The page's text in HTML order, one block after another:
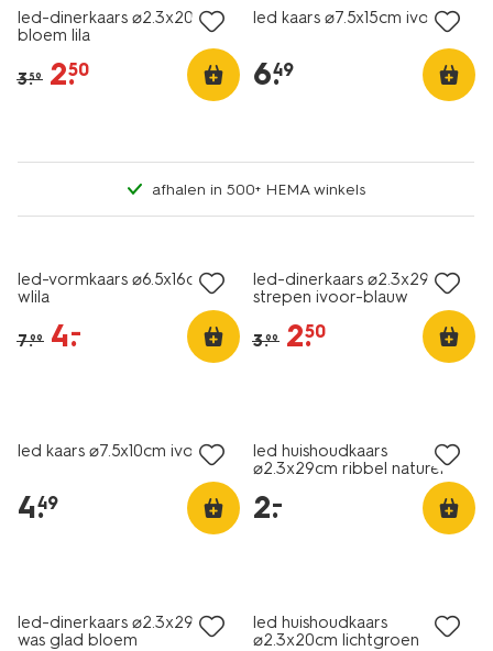
led-dinerkaars ⌀2.3x20cm
bloem lila
3.59 2.
50
led kaars ⌀7.5x15cm ivoor
6.
49
afhalen in 500+ HEMA winkels
led-vormkaars ⌀6.5x16cm
wlila
7.99 4.
–
led-dinerkaars ⌀2.3x29cm
strepen ivoor-blauw
3.99 2.
50
led kaars ⌀7.5x10cm ivoor
4.
49
led huishoudkaars
⌀2.3x29cm ribbel naturel
2.
–
led-dinerkaars ⌀2.3x29cm
was glad bloem
led huishoudkaars
⌀2.3x20cm lichtgroen